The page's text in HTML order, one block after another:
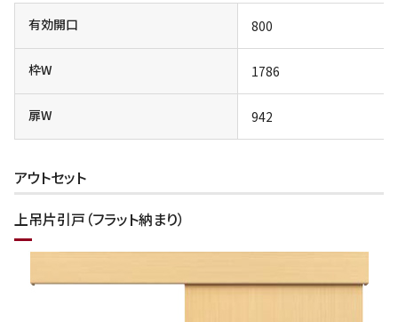
有効開口 800
枠W 1786
扉W 942
アウトセット
上吊片引戸（フラット納まり）